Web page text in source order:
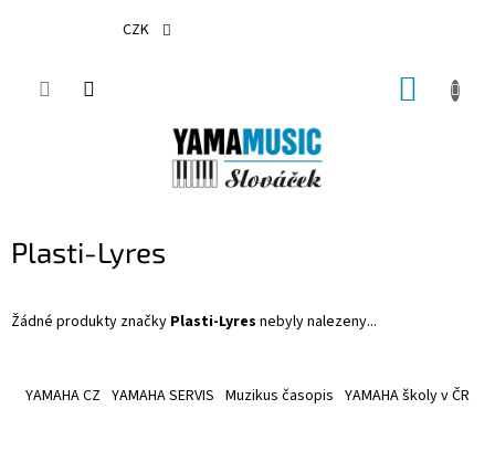
CZK
Plasti-Lyres
Žádné produkty značky Plasti-Lyres nebyly nalezeny...
YAMAHA CZ YAMAHA SERVIS Muzikus časopis YAMAHA školy v ČR